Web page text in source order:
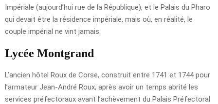
Impériale (aujourd’hui rue de la République), et le Palais du Pharo
qui devait être la résidence impériale, mais où, en réalité, le
couple impérial ne vint jamais.
Lycée Montgrand
L’ancien hôtel Roux de Corse, construit entre 1741 et 1744 pour
l’armateur Jean-André Roux, après avoir un temps abrité les
services préfectoraux avant l’achèvement du Palais Préfectoral